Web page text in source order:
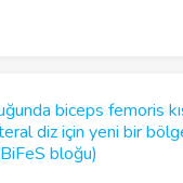
biceps femoris
diz için yeni bir
bloğu)